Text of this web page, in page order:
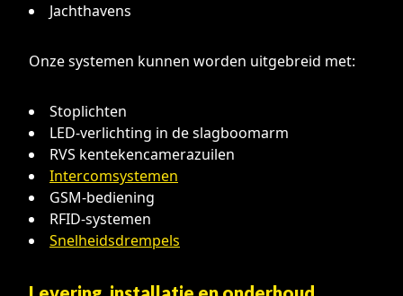
Jachthavens
Onze systemen kunnen worden uitgebreid met:
Stoplichten
LED-verlichting in de slagboomarm
RVS kentekencamerazuilen
Intercomsystemen
GSM-bediening
RFID-systemen
Snelheidsdrempels